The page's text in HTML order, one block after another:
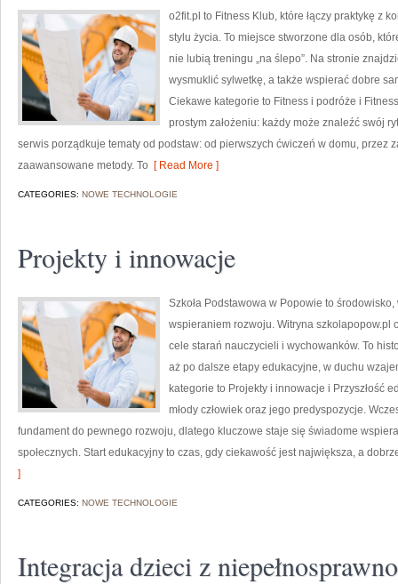
o2fit.pl to Fitness Klub, które łączy praktykę z
stylu życia. To miejsce stworzone dla osób,
nie lubią treningu „na ślepo”. Na stronie
wysmuklić sylwetkę, a także wspierać dobre
Ciekawe kategorie to Fitness i podróże i
prostym założeniu: każdy może znaleźć swój
serwis porządkuje tematy od podstaw: od pierwszych ćwiczeń w domu, przez
zaawansowane metody. To [ Read More ]
CATEGORIES: NOWE TECHNOLOGIE
Projekty i innowacje
Szkoła Podstawowa w Popowie to
wspieraniem rozwoju. Witryna szkolapopow.pl
cele starań nauczycieli i wychowanków. To
aż po dalsze etapy edukacyjne, w duchu
kategorie to Projekty i innowacje i Przyszłość
młody człowiek oraz jego predyspozycje.
fundament do pewnego rozwoju, dlatego kluczowe staje się świadome
społecznych. Start edukacyjny to czas, gdy ciekawość jest największa, a
]
CATEGORIES: NOWE TECHNOLOGIE
Integracja dzieci z